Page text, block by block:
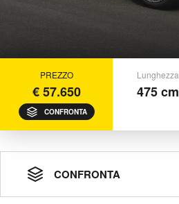
PREZZO
€ 57.650
CONFRONTA
Lunghezza
475 cm
CONFRONTA